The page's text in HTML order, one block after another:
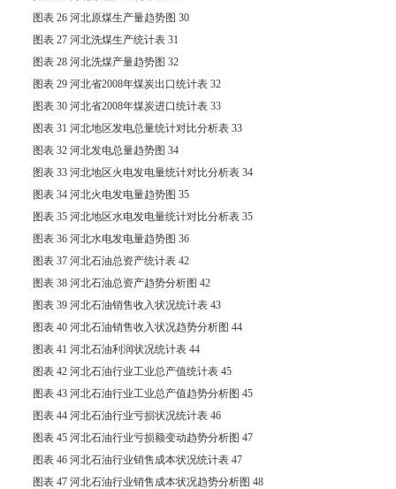
图表 26 河北原煤生产量趋势图 30
图表 27 河北洗煤生产统计表 31
图表 28 河北洗煤产量趋势图 32
图表 29 河北省2008年煤炭出口统计表 32
图表 30 河北省2008年煤炭进口统计表 33
图表 31 河北地区发电总量统计对比分析表 33
图表 32 河北发电总量趋势图 34
图表 33 河北地区火电发电量统计对比分析表 34
图表 34 河北火电发电量趋势图 35
图表 35 河北地区水电发电量统计对比分析表 35
图表 36 河北水电发电量趋势图 36
图表 37 河北石油总资产统计表 42
图表 38 河北石油总资产趋势分析图 42
图表 39 河北石油销售收入状况统计表 43
图表 40 河北石油销售收入状况趋势分析图 44
图表 41 河北石油利润状况统计表 44
图表 42 河北石油行业工业总产值统计表 45
图表 43 河北石油行业工业总产值趋势分析图 45
图表 44 河北石油行业亏损状况统计表 46
图表 45 河北石油行业亏损额变动趋势分析图 47
图表 46 河北石油行业销售成本状况统计表 47
图表 47 河北石油行业销售成本状况趋势分析图 48